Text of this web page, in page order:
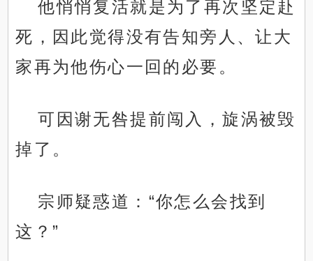
他悄悄复活就是为了再次坚定赴
死，因此觉得没有告知旁人、让大
家再为他伤心一回的必要。
可因谢无咎提前闯入，旋涡被毁
掉了。
宗师疑惑道：“你怎么会找到
这？”